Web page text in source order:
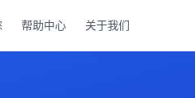
帮助中心 关于我们